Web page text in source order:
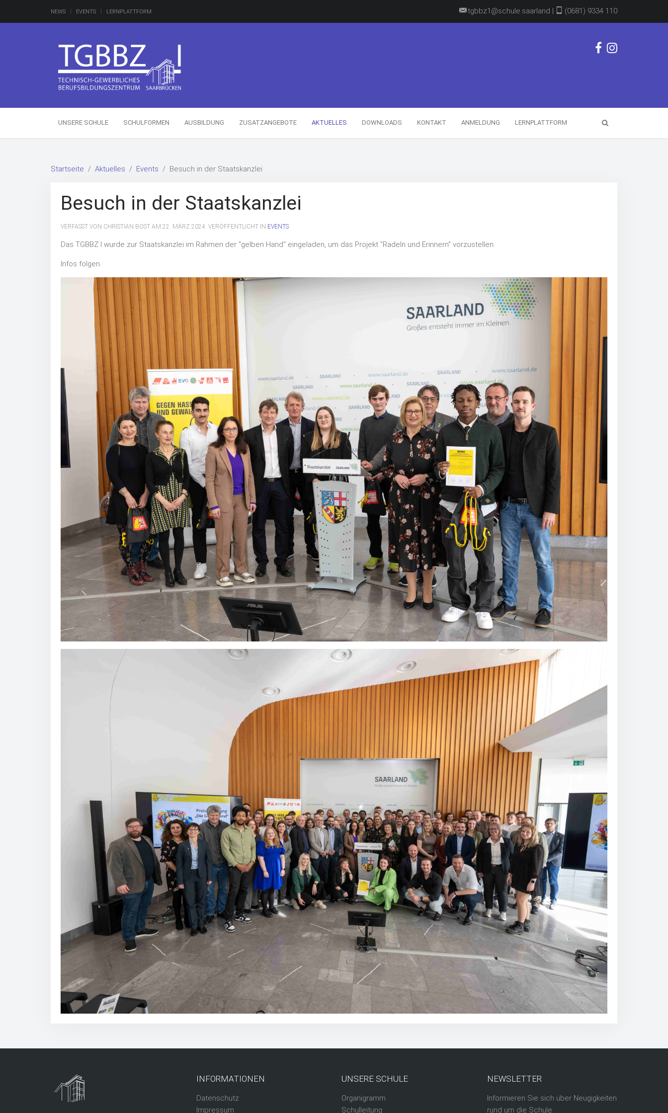
NEWS EVENTS LERNPLATTFORM tgbbz1@schule.saarland | (0681) 9334 110
UNSERE SCHULE SCHULFORMEN AUSBILDUNG ZUSATZANGEBOTE AKTUELLES DOWNLOADS KONTAKT ANMELDUNG LERNPLATTFORM
Startseite Aktuelles Events Besuch in der Staatskanzlei
Besuch in der Staatskanzlei
VERFASST VON CHRISTIAN BOST AM 22. MÄRZ 2024. VERÖFFENTLICHT IN EVENTS
Das TGBBZ I wurde zur Staatskanzlei im Rahmen der "gelben Hand" eingeladen, um das Projekt "Radeln und Erinnern" vorzustellen.
Infos folgen.
INFORMATIONEN
Datenschutz
Impressum
UNSERE SCHULE
Organigramm
Schulleitung
NEWSLETTER
Informieren Sie sich über Neugigkeiten
rund um die Schule.